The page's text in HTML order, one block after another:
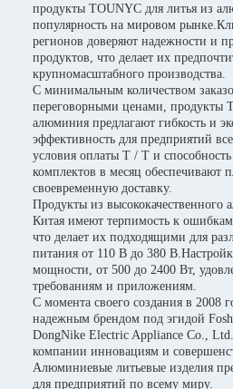
продукты TOUNYC для литья из
популярность на мировом
регионов доверяют надежности и
продуктов, что делает их
крупномасштабного производства.
С минимальным количеством
переговорными ценами, продукты
алюминия предлагают гибкость и
эффективность для предприятий
условия оплаты T / T и
комплектов в месяц обеспечивают
своевременную доставку.
Продукты из высококачественного
Китая имеют терпимость к
что делает их подходящими для
питания от 110 В до 380
мощности, от 500 до 2400 Вт,
требованиям и приложениям.
С момента своего создания в 2008
надежным брендом под эгидой
DongNike Electric Appliance Co.,
компании инновациям и
Алюминиевые литьевые изделия
для предприятий по всему миру.